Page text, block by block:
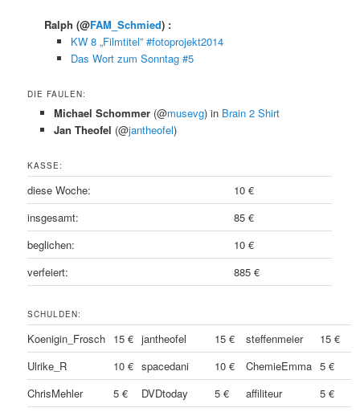
Ralph(@FAM_Schmied) :
KW 8 „Filmtitel” #fotoprojekt2014
Das Wort zum Sonntag #5
DIE FAULEN:
Michael Schommer (@musevg) in Brain 2 Shirt
Jan Theofel (@jantheofel)
KASSE:
diese Woche:
10 €
insgesamt:
85 €
beglichen:
10 €
verfeiert:
885 €
SCHULDEN:
Koenigin_Frosch 15 € jantheofel 15 € steffenmeier
15 €
Ulrike_R
10 € spacedani 10 € ChemieEmma 5 €
ChrisMehler
5 € DVDtoday 5 € affiliteur
5 €